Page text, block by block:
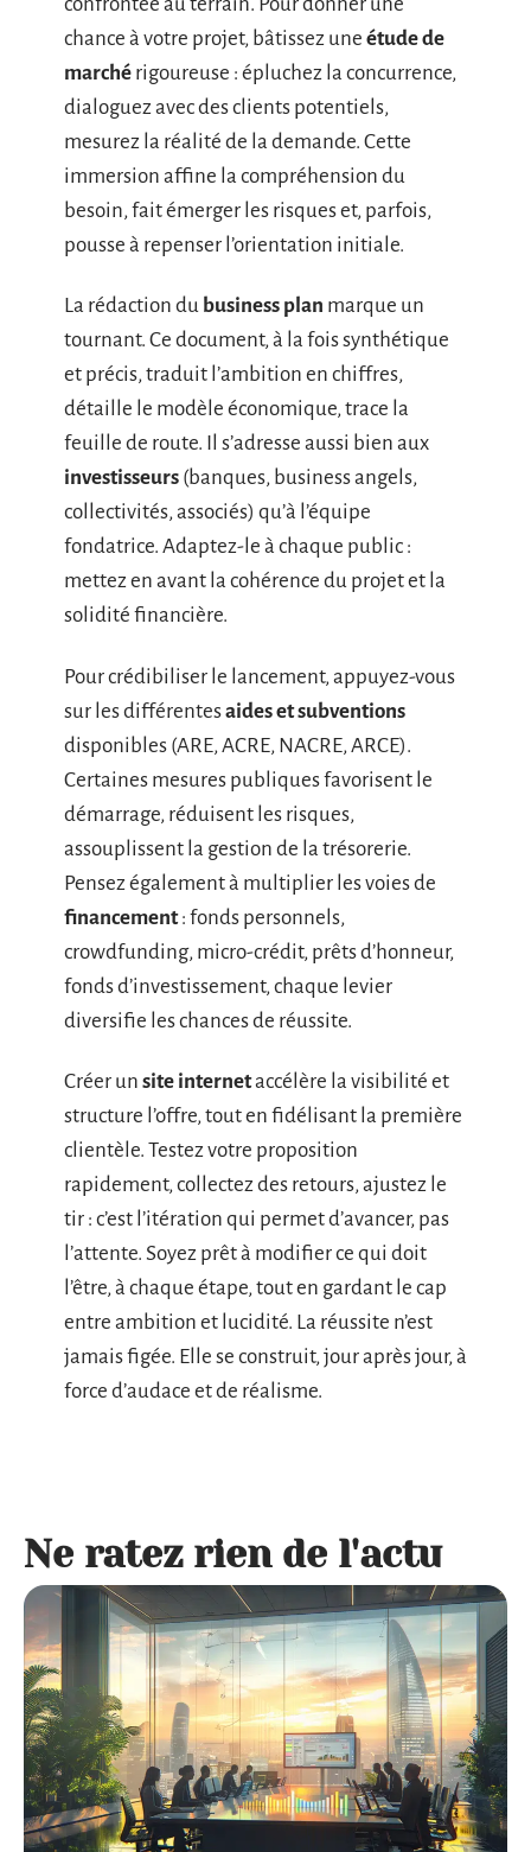
chance à votre projet, bâtissez une étude de
marché rigoureuse : épluchez la concurrence,
dialoguez avec des clients potentiels,
mesurez la réalité de la demande. Cette
immersion affine la compréhension du
besoin, fait émerger les risques et, parfois,
pousse à repenser l’orientation initiale.
La rédaction du business plan marque un
tournant. Ce document, à la fois synthétique
et précis, traduit l’ambition en chiffres,
détaille le modèle économique, trace la
feuille de route. Il s’adresse aussi bien aux
investisseurs (banques, business angels,
collectivités, associés) qu’à l’équipe
fondatrice. Adaptez-le à chaque public :
mettez en avant la cohérence du projet et la
solidité financière.
Pour crédibiliser le lancement, appuyez-vous
sur les différentesaides et subventions
disponibles (ARE, ACRE, NACRE, ARCE).
Certaines mesures publiques favorisent le
démarrage, réduisent les risques,
assouplissent la gestion de la trésorerie.
Pensez également à multiplier les voies de
financement: fonds personnels,
crowdfunding, micro-crédit, prêts d’honneur,
fonds d’investissement, chaque levier
diversifie les chances de réussite.
Créer un site internetaccélère la visibilité et
structure l’offre, tout en fidélisant la première
clientèle. Testez votre proposition
rapidement, collectez des retours, ajustez le
tir : c’est l’itération qui permet d’avancer, pas
l’attente. Soyez prêt à modifier ce qui doit
l’être, à chaque étape, tout en gardant le cap
entre ambition et lucidité. La réussite n’est
jamais figée. Elle se construit, jour après jour, à
force d’audace et de réalisme.
Ne ratez rien de l'actu